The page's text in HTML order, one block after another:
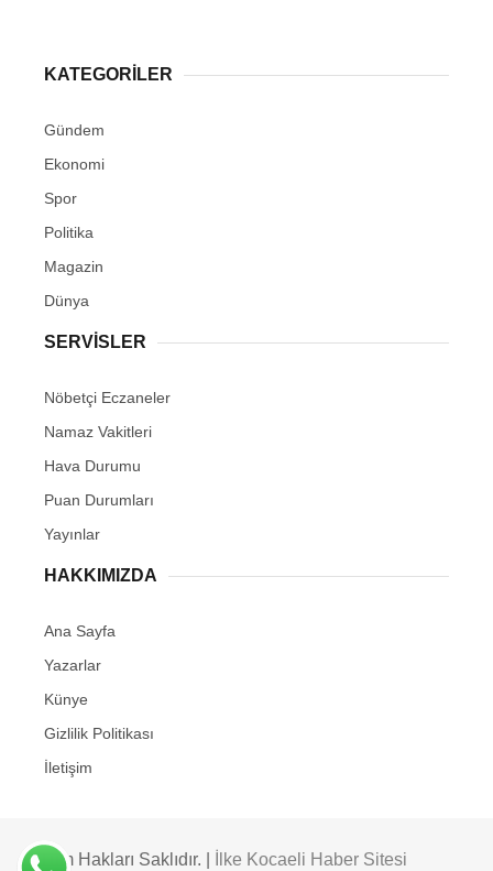
KATEGORİLER
Gündem
Ekonomi
Spor
Politika
Magazin
Dünya
SERVİSLER
Nöbetçi Eczaneler
Namaz Vakitleri
Hava Durumu
Puan Durumları
Yayınlar
HAKKIMIZDA
Ana Sayfa
Yazarlar
Künye
Gizlilik Politikası
İletişim
Tüm Hakları Saklıdır. | İlke Kocaeli Haber Sitesi